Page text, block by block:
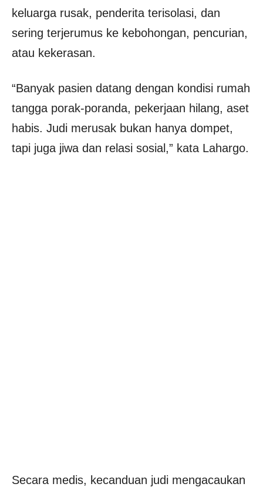
keluarga rusak, penderita terisolasi, dan
sering terjerumus ke kebohongan, pencurian,
atau kekerasan.
“Banyak pasien datang dengan kondisi rumah
tangga porak-poranda, pekerjaan hilang, aset
habis. Judi merusak bukan hanya dompet,
tapi juga jiwa dan relasi sosial,” kata Lahargo.
Secara medis, kecanduan judi mengacaukan